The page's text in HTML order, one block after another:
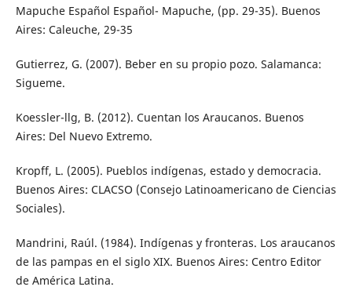
Mapuche Español Español- Mapuche, (pp. 29-35). Buenos
Aires: Caleuche, 29-35
Gutierrez, G. (2007). Beber en su propio pozo. Salamanca:
Sigueme.
Koessler-llg, B. (2012). Cuentan los Araucanos. Buenos
Aires: Del Nuevo Extremo.
Kropff, L. (2005). Pueblos indígenas, estado y democracia.
Buenos Aires: CLACSO (Consejo Latinoamericano de Ciencias
Sociales).
Mandrini, Raúl. (1984). Indígenas y fronteras. Los araucanos
de las pampas en el siglo XIX. Buenos Aires: Centro Editor
de América Latina.